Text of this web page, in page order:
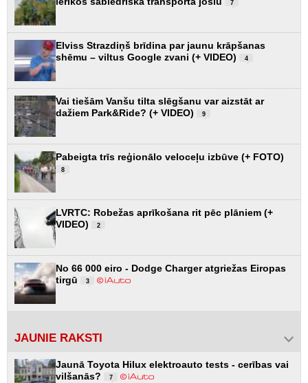
7
Elviss Strazdiņš brīdina par jaunu krāpšanas
shēmu – viltus Google zvani (+ VIDEO)
4
Vai tiešām Vanšu tilta slēgšanu var aizstāt ar
dažiem Park&Ride? (+ VIDEO)
9
Pabeigta trīs reģionālo veloceļu izbūve (+ FOTO)
8
LVRTC: Robežas aprīkošana rit pēc plāniem (+
VIDEO)
2
No 66 000 eiro - Dodge Charger atgriežas Eiropas
tirgū
3
JAUNIE RAKSTI
Jaunā Toyota Hilux elektroauto tests - cerības vai
vilšanās?
7